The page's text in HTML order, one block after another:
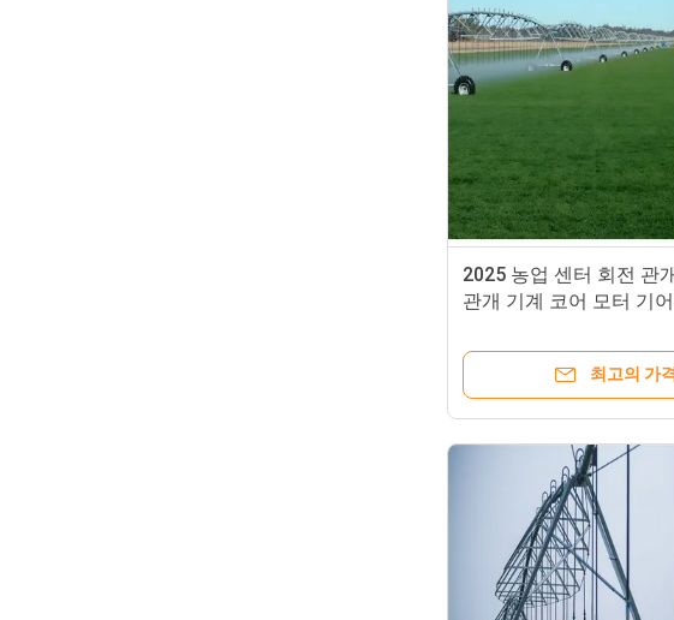
2025 농업 센터 회전 관
관개 기계 코어 모터 기
최고의 가격